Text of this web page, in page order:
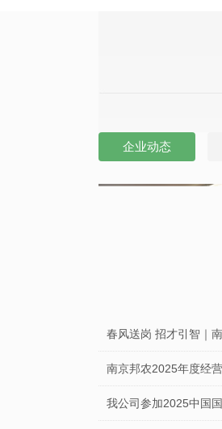
企业动态
春风送岗 招才引智｜
南京邦农2025年度经
我公司参加2025中国